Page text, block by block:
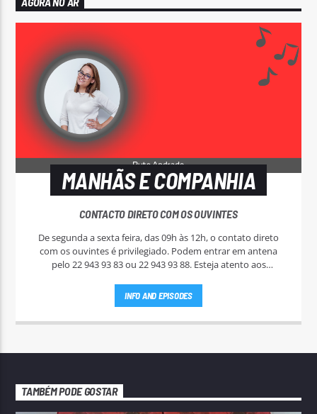
MANHÃS E COMPANHIA
CONTACTO DIRETO COM OS OUVINTES
De segunda a sexta feira, das 09h às 12h, o contato direto
com os ouvintes é privilegiado. Podem entrar em antena
pelo 22 943 93 83 ou 22 943 93 88. Esteja atento aos
INFO AND EPISODES
TAMBÉM PODE GOSTAR